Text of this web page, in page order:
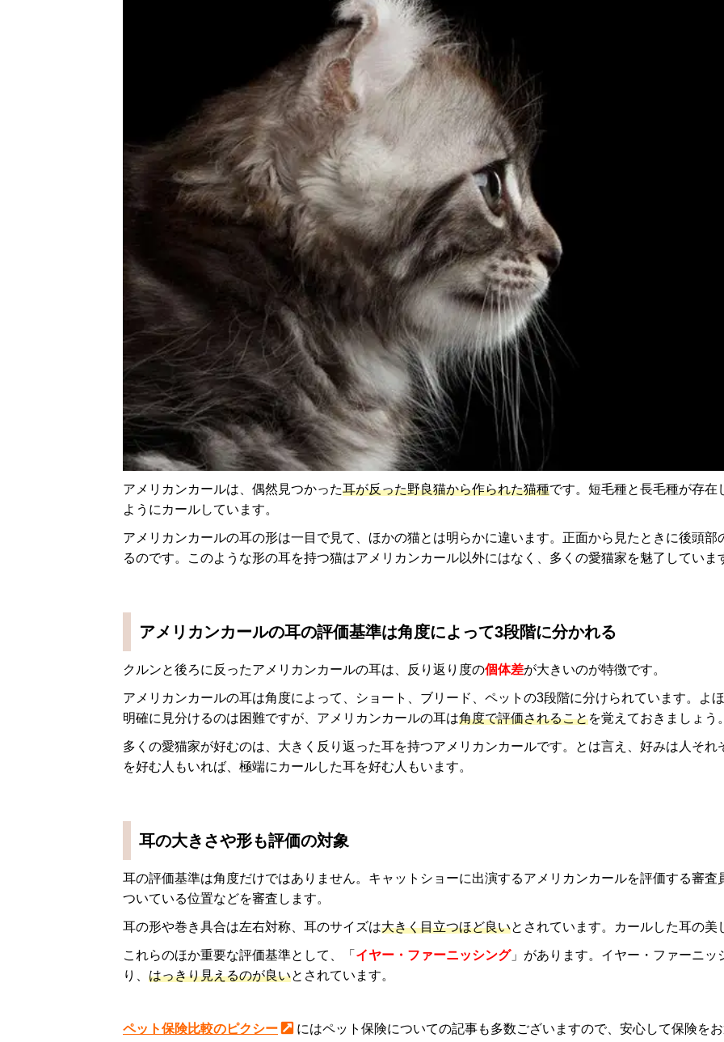
アメリカンカールは、偶然見つかった耳が反った野良猫から作られた猫種です。短毛種と長毛種が存在
ようにカールしています。
アメリカンカールの耳の形は一目で見て、ほかの猫とは明らかに違います。正面から見たときに後頭
るのです。このような形の耳を持つ猫はアメリカンカール以外にはなく、多くの愛猫家を魅了していま
アメリカンカールの耳の評価基準は角度によって3段階に分かれる
クルンと後ろに反ったアメリカンカールの耳は、反り返り度の個体差が大きいのが特徴です。
アメリカンカールの耳は角度によって、ショート、ブリード、ペットの3段階に分けられています。よ
明確に見分けるのは困難ですが、アメリカンカールの耳は角度で評価されることを覚えておきましょう。
多くの愛猫家が好むのは、大きく反り返った耳を持つアメリカンカールです。とは言え、好みは人そ
を好む人もいれば、極端にカールした耳を好む人もいます。
耳の大きさや形も評価の対象
耳の評価基準は角度だけではありません。キャットショーに出演するアメリカンカールを評価する審査
ついている位置などを審査します。
耳の形や巻き具合は左右対称、耳のサイズは大きく目立つほど良いとされています。カールした耳の美
これらのほか重要な評価基準として、「 イヤー・ファーニッシング」があります。イヤー・ファーニ
り、 はっきり見えるのが良いとされています。
ペット保険比較のピクシー にはペット保険についての記事も多数ございますので、安心して保険をお